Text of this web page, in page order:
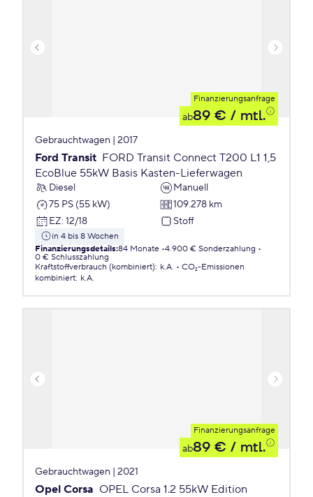
Finanzierungsanfrage
ab89 € / mtl.
Gebrauchtwagen | 2017
Ford Transit FORD Transit Connect T200 L1 1,5
EcoBlue 55kW Basis Kasten-Lieferwagen
Diesel
Manuell
75 PS (55 kW)
109.278 km
EZ: 12/18 Stoff
in 4 bis 8 Wochen
Finanzierungsdetails:84 Monate 4.900 € Sonderzahlung
0 € Schlusszahlung
Kraftstoffverbrauch (kombiniert): k.A.
CO₂-Emissionen
kombiniert: k.A.
Finanzierungsanfrage
ab89 € / mtl.
Gebrauchtwagen | 2021
Opel Corsa OPEL Corsa 1.2 55kW Edition